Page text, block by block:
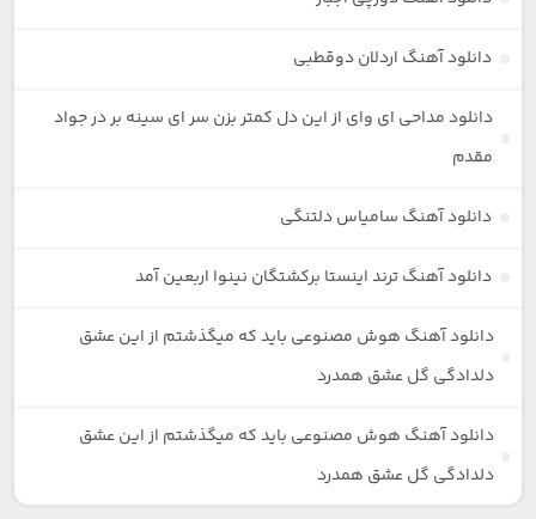
دانلود آهنگ اردلان دوقطبی
دانلود مداحی ای وای از این دل کمتر بزن سر ای سینه بر در جواد
مقدم
دانلود آهنگ سامیاس دلتنگی
دانلود آهنگ ترند اینستا برکشتگان نینوا اربعین آمد
دانلود آهنگ هوش مصنوعی باید که میگذشتم از این عشق
دلدادگی گل عشق همدرد
دانلود آهنگ هوش مصنوعی باید که میگذشتم از این عشق
دلدادگی گل عشق همدرد